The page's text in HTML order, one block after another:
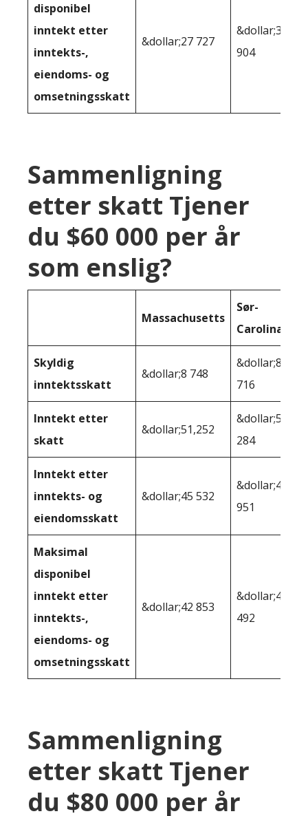
disponibel
inntekt etter
inntekts-,
eiendoms- og
omsetningsskatt
&dollar;27 727
&dollar;31
904
Sammenligning
etter skatt Tjener
du $60 000 per år
som enslig?
Massachusetts
Sør-
Carolina
Skyldig
inntektsskatt
&dollar;8 748
&dollar;8
716
Inntekt etter
skatt
&dollar;51,252
&dollar;51
284
Inntekt etter
inntekts- og
eiendomsskatt
&dollar;45 532
&dollar;49
951
Maksimal
disponibel
inntekt etter
inntekts-,
eiendoms- og
omsetningsskatt
&dollar;42 853
&dollar;46
492
Sammenligning
etter skatt Tjener
du $80 000 per år